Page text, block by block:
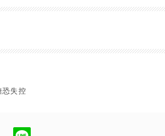
恐失控